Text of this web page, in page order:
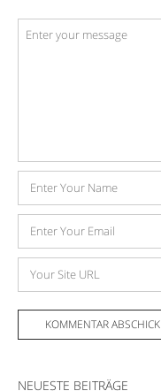
Kommentar
Name
Mail-
Website
NEUESTE BEITRÄGE